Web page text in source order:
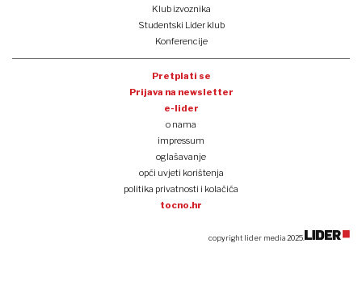
Klub izvoznika
Studentski Lider klub
Konferencije
Pretplati se
Prijava na newsletter
e-lider
o nama
impressum
oglašavanje
opći uvjeti korištenja
politika privatnosti i kolačića
tocno.hr
copyright lider media 2025.